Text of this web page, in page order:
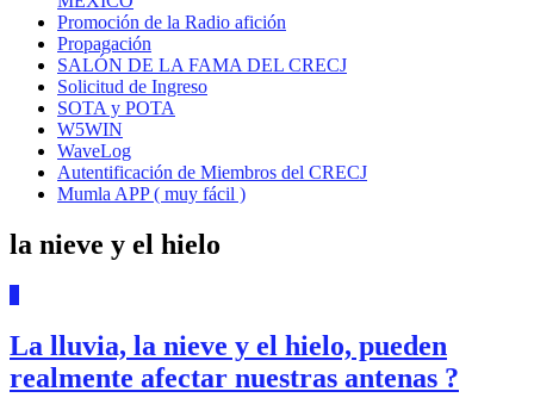
Promoción de la Radio afición
Propagación
SALÓN DE LA FAMA DEL CRECJ
Solicitud de Ingreso
SOTA y POTA
W5WIN
WaveLog
Autentificación de Miembros del CRECJ
Mumla APP ( muy fácil )
la nieve y el hielo
La lluvia, la nieve y el hielo, pueden
realmente afectar nuestras antenas ?